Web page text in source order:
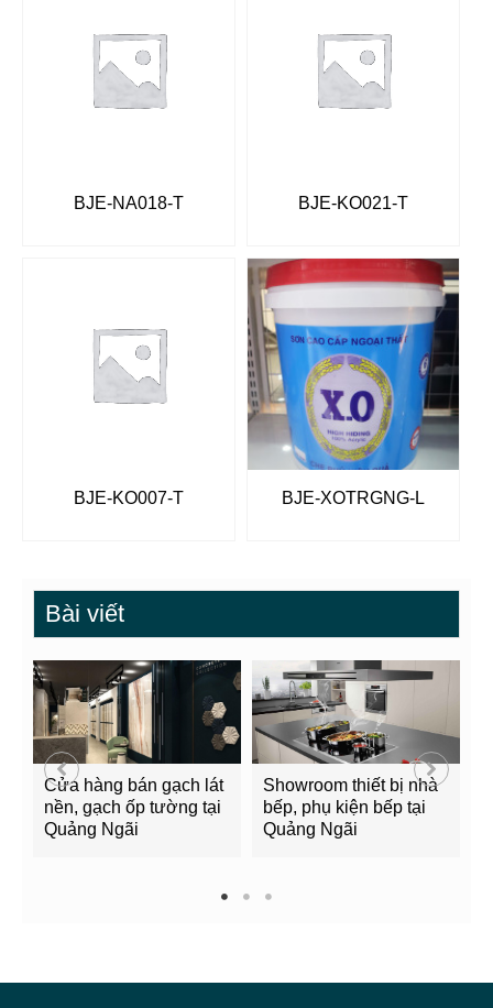
BJE-NA018-T BJE-KO021-T
BJE-KO007-T BJE-XOTRGNG-L
Bài viết
Cửa hàng bán gạch lát
nền, gạch ốp tường tại
Quảng Ngãi
Showroom thiết bị nhà
bếp, phụ kiện bếp tại
Quảng Ngãi
1 2 3